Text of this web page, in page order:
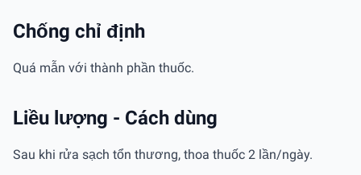
Chống chỉ định
Quá mẫn với thành phần thuốc.
Liều lượng - Cách dùng
Sau khi rửa sạch tổn thương, thoa thuốc 2 lần/ngày.